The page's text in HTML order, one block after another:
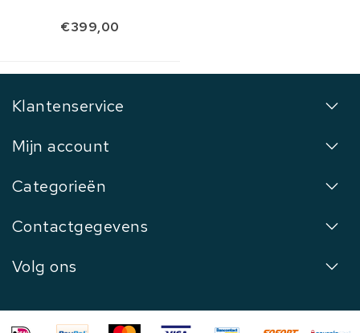
€399,00
Klantenservice
Mijn account
Categorieën
Contactgegevens
Volg ons